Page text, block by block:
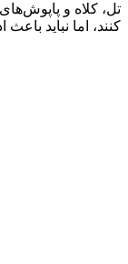
تل، کلاه و
کنند، اما نباید